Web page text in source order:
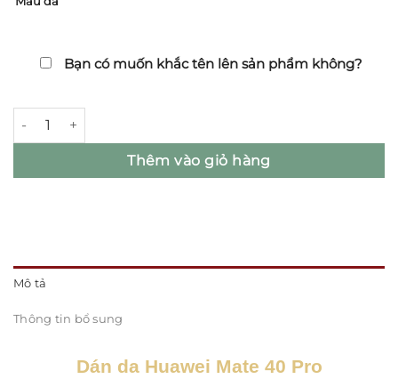
Bạn có muốn khắc tên lên sản phẩm không?
Dán da Huawei Mate 40 Pro số lượng
Thêm vào giỏ hàng
Mô tả
Thông tin bổ sung
Dán da Huawei Mate 40 Pro